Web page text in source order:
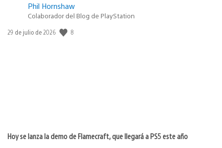
Phil Hornshaw
Colaborador del Blog de PlayStation
Fecha
29 de julio de 2026 8
Hoy se lanza la demo de Flamecraft, que llegará a PS5 este año